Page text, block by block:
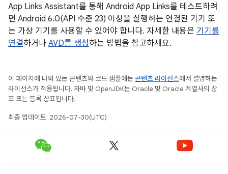
App Links Assistant를 통해 Android App Links를 테스트하려
면 Android 6.0(API 수준 23) 이상을 실행하는 연결된 기기 또
는 가상 기기를 사용할 수 있어야 합니다. 자세한 내용은 기기를
연결하거나 AVD를 생성하는 방법을 참고하세요.
이 페이지에 나와 있는 콘텐츠와 코드 샘플에는 콘텐츠 라이선스에서 설명하는
라이선스가 적용됩니다. 자바 및 OpenJDK는 Oracle 및 Oracle 계열사의 상
표 또는 등록 상표입니다.
최종 업데이트: 2026-07-30(UTC)